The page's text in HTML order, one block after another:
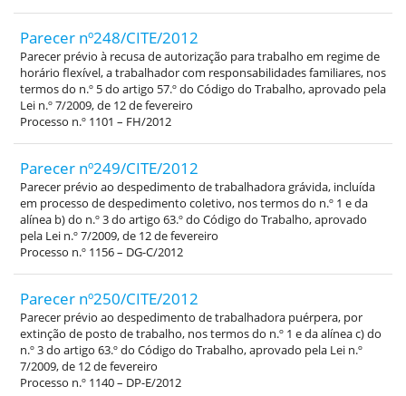
Parecer nº248/CITE/2012
Parecer prévio à recusa de autorização para trabalho em regime de
horário flexível, a trabalhador com responsabilidades familiares, nos
termos do n.º 5 do artigo 57.º do Código do Trabalho, aprovado pela
Lei n.º 7/2009, de 12 de fevereiro
Processo n.º 1101 – FH/2012
Parecer nº249/CITE/2012
Parecer prévio ao despedimento de trabalhadora grávida, incluída
em processo de despedimento coletivo, nos termos do n.º 1 e da
alínea b) do n.º 3 do artigo 63.º do Código do Trabalho, aprovado
pela Lei n.º 7/2009, de 12 de fevereiro
Processo n.º 1156 – DG-C/2012
Parecer nº250/CITE/2012
Parecer prévio ao despedimento de trabalhadora puérpera, por
extinção de posto de trabalho, nos termos do n.º 1 e da alínea c) do
n.º 3 do artigo 63.º do Código do Trabalho, aprovado pela Lei n.º
7/2009, de 12 de fevereiro
Processo n.º 1140 – DP-E/2012